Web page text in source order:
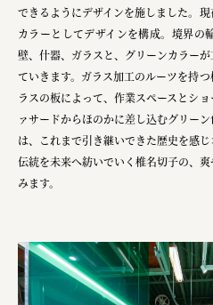
株式会社ITC
オクズミ商事
学校法人加藤学園
横浜市
株式会社 未来ガ驚喜研究所
Panasonic
日鉄興和不動産株式会社
株式会社コスモスイニシア
できるようにデザインを施しました。
カラーとしてデザインを構成。境界の
壁、什器、ガラスと、グリーンカラー
ていきます。ガラス加工のルーツを持
ラスの板によって、作業スペースとシ
ァサードからほのかに差し込むグリー
は、これまで引き継いできた歴史を感
伝統を未来へ紡いでいく椎名切子の、
みます。